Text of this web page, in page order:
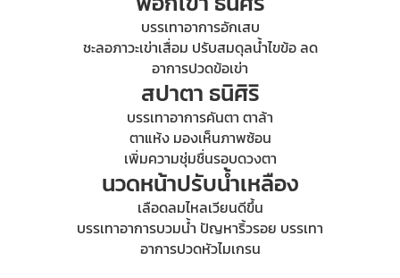
บรรเทาอาการอักเสบ
ชะลอภาวะเข่าเสื่อม ปรับสมดุลน้ำไขข้อ ลด
อาการปวดข้อเข่า
สปาตา ธนิศิริ
บรรเทาอาการคันตา ตาล้า
ตาแห้ง มองเห็นภาพซ้อน
เพิ่มความชุ่มชื่นรอบดวงตา
นวดหน้าปรับน้ำเหลือง
เลือดลมไหลเวียนดีขึ้น
บรรเทาอาการบวมน้ำ ปัญหาริ้วรอย บรรเทา
อาการปวดหัวไมเกรน